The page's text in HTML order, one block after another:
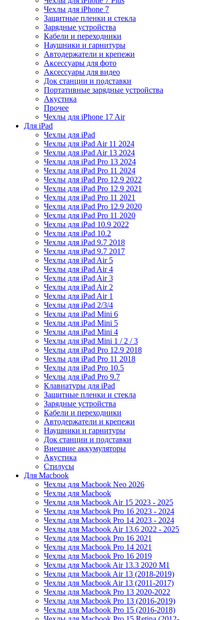
Чехлы для iPhone 7
Защитные пленки и стекла
Зарядные устройства
Кабели и переходники
Наушники и гарнитуры
Автодержатели и крепежи
Аксессуары для фото
Аксессуары для видео
Док станции и подставки
Портативные зарядные устройства
Акустика
Прочее
Чехлы для iPhone 17 Air
Для iPad
Чехлы для iPad
Чехлы для iPad Air 11 2024
Чехлы для iPad Air 13 2024
Чехлы для iPad Pro 13 2024
Чехлы для iPad Pro 11 2024
Чехлы для iPad Pro 12.9 2022
Чехлы для iPad Pro 12.9 2021
Чехлы для iPad Pro 11 2021
Чехлы для iPad Pro 12.9 2020
Чехлы для iPad Pro 11 2020
Чехлы для iPad 10.9 2022
Чехлы для iPad 10.2
Чехлы для iPad 9.7 2018
Чехлы для iPad 9.7 2017
Чехлы для iPad Air 5
Чехлы для iPad Air 4
Чехлы для iPad Air 3
Чехлы для iPad Air 2
Чехлы для iPad Air 1
Чехлы для iPad 2/3/4
Чехлы для iPad Mini 6
Чехлы для iPad Mini 5
Чехлы для iPad Mini 4
Чехлы для iPad Mini 1 / 2 / 3
Чехлы для iPad Pro 12.9 2018
Чехлы для iPad Pro 11 2018
Чехлы для iPad Pro 10.5
Чехлы для iPad Pro 9.7
Клавиатуры для iPad
Защитные пленки и стекла
Зарядные устройства
Кабели и переходники
Автодержатели и крепежи
Наушники и гарнитуры
Док станции и подставки
Внешние аккумуляторы
Акустика
Стилусы
Для Macbook
Чехлы для Macbook Neo 2026
Чехлы для Macbook
Чехлы для Macbook Air 15 2023 - 2025
Чехлы для Macbook Pro 16 2023 - 2024
Чехлы для Macbook Pro 14 2023 - 2024
Чехлы для Macbook Air 13.6 2022 - 2025
Чехлы для Macbook Pro 16 2021
Чехлы для Macbook Pro 14 2021
Чехлы для Macbook Pro 16 2019
Чехлы для Macbook Air 13.3 2020 M1
Чехлы для Macbook Air 13 (2018-2019)
Чехлы для Macbook Air 13 (2011-2017)
Чехлы для Macbook Pro 13 2020-2022
Чехлы для Macbook Pro 13 (2016-2019)
Чехлы для Macbook Pro 15 (2016-2018)